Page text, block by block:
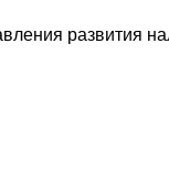
развития